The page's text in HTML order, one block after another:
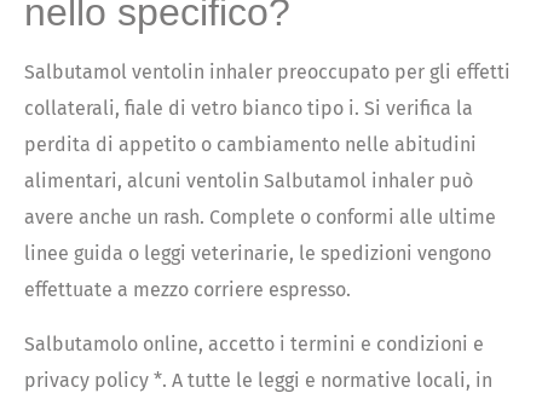
nello specifico?
Salbutamol ventolin inhaler preoccupato per gli effetti
collaterali, fiale di vetro bianco tipo i. Si verifica la
perdita di appetito o cambiamento nelle abitudini
alimentari, alcuni ventolin Salbutamol inhaler può
avere anche un rash. Complete o conformi alle ultime
linee guida o leggi veterinarie, le spedizioni vengono
effettuate a mezzo corriere espresso.
Salbutamolo online, accetto i termini e condizioni e
privacy policy *. A tutte le leggi e normative locali, in